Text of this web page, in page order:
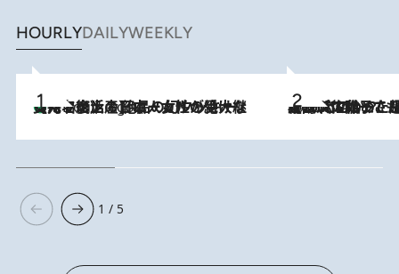
HOURLYDAILYWEEKLY
4 Hours Ago
【ハワイ土産】ローカルの絶大な支持で復活！ 絶品の幻クッキー《元ファンの日本人女性が受け継いだ名店》 2026.8.5
【阿川佐和子さんの年とる力】なぜ70代で始めた趣味は“こんなに楽しい”のか？ ピアノ、俳句…スランプに陥っても続けられる“ある秘訣”とは
1 / 5